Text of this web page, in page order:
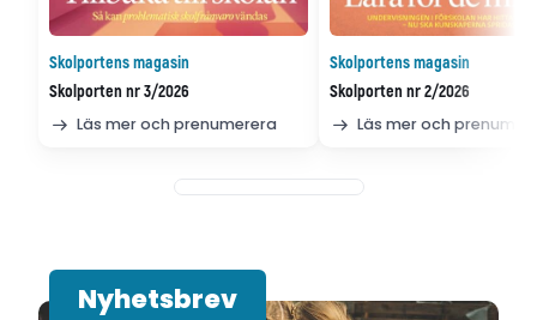
Skolportens magasin
Skolporten nr 3/2026
Läs mer och prenumerera
Skolportens magasin
Skolporten nr 2/2026
Läs mer och
Nyhetsbrev